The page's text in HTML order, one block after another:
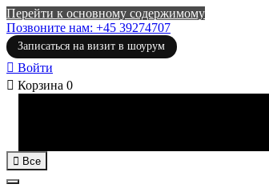
Перейти к основному содержимому
Позвоните нам: +45 39274707
Записаться на визит в шоурум
 Войти
 Корзина 0
 Все